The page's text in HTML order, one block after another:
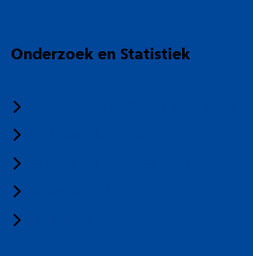
Onderzoek en Statistiek